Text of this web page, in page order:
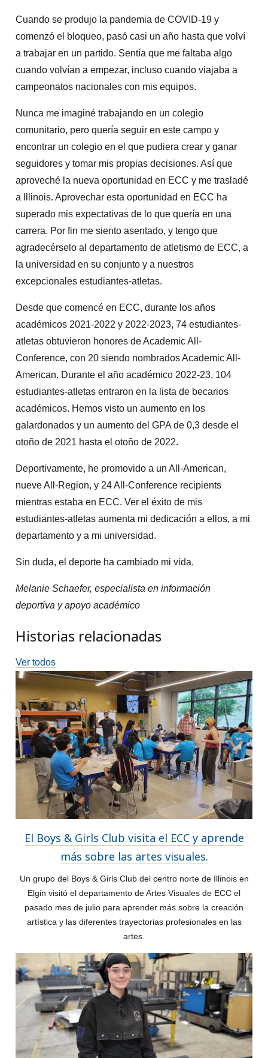
Cuando se produjo la pandemia de COVID-19 y
comenzó el bloqueo, pasó casi un año hasta que volví
a trabajar en un partido. Sentía que me faltaba algo
cuando volvían a empezar, incluso cuando viajaba a
campeonatos nacionales con mis equipos.
Nunca me imaginé trabajando en un colegio
comunitario, pero quería seguir en este campo y
encontrar un colegio en el que pudiera crear y ganar
seguidores y tomar mis propias decisiones. Así que
aproveché la nueva oportunidad en ECC y me trasladé
a Illinois. Aprovechar esta oportunidad en ECC ha
superado mis expectativas de lo que quería en una
carrera. Por fin me siento asentado, y tengo que
agradecérselo al departamento de atletismo de ECC, a
la universidad en su conjunto y a nuestros
excepcionales estudiantes-atletas.
Desde que comencé en ECC, durante los años
académicos 2021-2022 y 2022-2023, 74 estudiantes-
atletas obtuvieron honores de Academic All-
Conference, con 20 siendo nombrados Academic All-
American. Durante el año académico 2022-23, 104
estudiantes-atletas entraron en la lista de becarios
académicos. Hemos visto un aumento en los
galardonados y un aumento del GPA de 0,3 desde el
otoño de 2021 hasta el otoño de 2022.
Deportivamente, he promovido a un All-American,
nueve All-Region, y 24 All-Conference recipients
mientras estaba en ECC. Ver el éxito de mis
estudiantes-atletas aumenta mi dedicación a ellos, a mi
departamento y a mi universidad.
Sin duda, el deporte ha cambiado mi vida.
Melanie Schaefer, especialista en información
deportiva y apoyo académico
Historias relacionadas
Ver todos
El Boys & Girls Club visita el ECC y aprende
más sobre las artes visuales.
Un grupo del Boys & Girls Club del centro norte de Illinois en
Elgin visitó el departamento de Artes Visuales de ECC el
pasado mes de julio para aprender más sobre la creación
artística y las diferentes trayectorias profesionales en las
artes.